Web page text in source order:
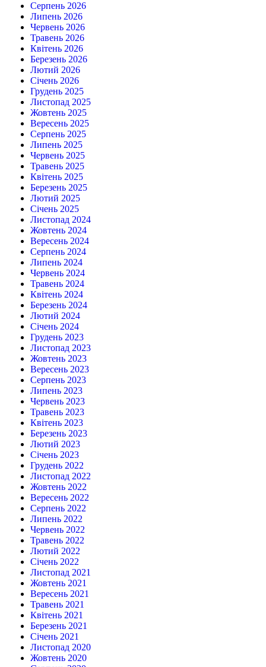
Серпень 2026
Липень 2026
Червень 2026
Травень 2026
Квітень 2026
Березень 2026
Лютий 2026
Січень 2026
Грудень 2025
Листопад 2025
Жовтень 2025
Вересень 2025
Серпень 2025
Липень 2025
Червень 2025
Травень 2025
Квітень 2025
Березень 2025
Лютий 2025
Січень 2025
Листопад 2024
Жовтень 2024
Вересень 2024
Серпень 2024
Липень 2024
Червень 2024
Травень 2024
Квітень 2024
Березень 2024
Лютий 2024
Січень 2024
Грудень 2023
Листопад 2023
Жовтень 2023
Вересень 2023
Серпень 2023
Липень 2023
Червень 2023
Травень 2023
Квітень 2023
Березень 2023
Лютий 2023
Січень 2023
Грудень 2022
Листопад 2022
Жовтень 2022
Вересень 2022
Серпень 2022
Липень 2022
Червень 2022
Травень 2022
Лютий 2022
Січень 2022
Листопад 2021
Жовтень 2021
Вересень 2021
Травень 2021
Квітень 2021
Березень 2021
Січень 2021
Листопад 2020
Жовтень 2020